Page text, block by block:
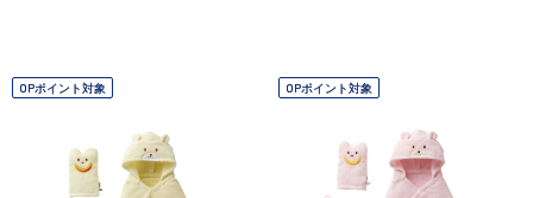
OPポイント対象 OPポイント対象